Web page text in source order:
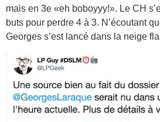
mais en 3e «eh boboyyy!». Le CH
buts pour perdre 4 à 3. N’écoutant
Georges s’est lancé dans la neige